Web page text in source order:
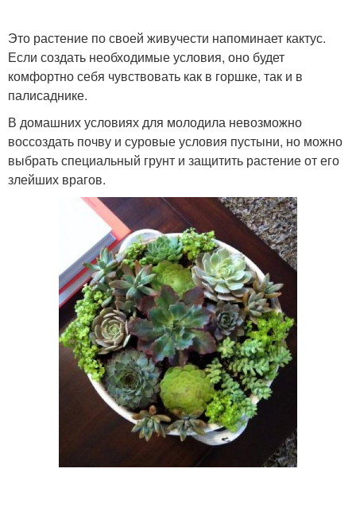
Это растение по своей живучести напоминает кактус.
Если создать необходимые условия, оно будет
комфортно себя чувствовать как в горшке, так и в
палисаднике.
В домашних условиях для молодила невозможно
воссоздать почву и суровые условия пустыни, но можно
выбрать специальный грунт и защитить растение от его
злейших врагов.